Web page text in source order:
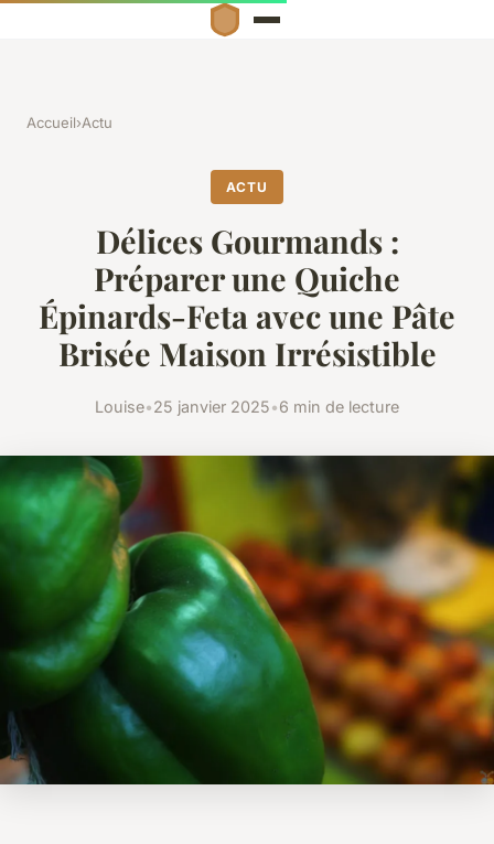
Accueil›Actu
ACTU
Délices Gourmands :
Préparer une Quiche
Épinards-Feta avec une Pâte
Brisée Maison Irrésistible
Louise•25 janvier 2025•6 min de lecture